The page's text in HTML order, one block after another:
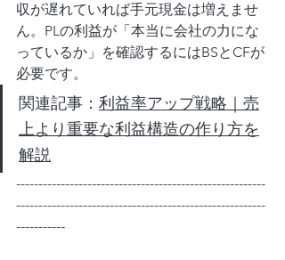
収が遅れていれば手元現金は増えませ
ん。PLの利益が「本当に会社の力にな
っているか」を確認するにはBSとCFが
必要です。
関連記事： 利益率アップ戦略｜売
上より重要な利益構造の作り方を
解説
--------------------------------------------------------
--------------------------------------------------------
-----------